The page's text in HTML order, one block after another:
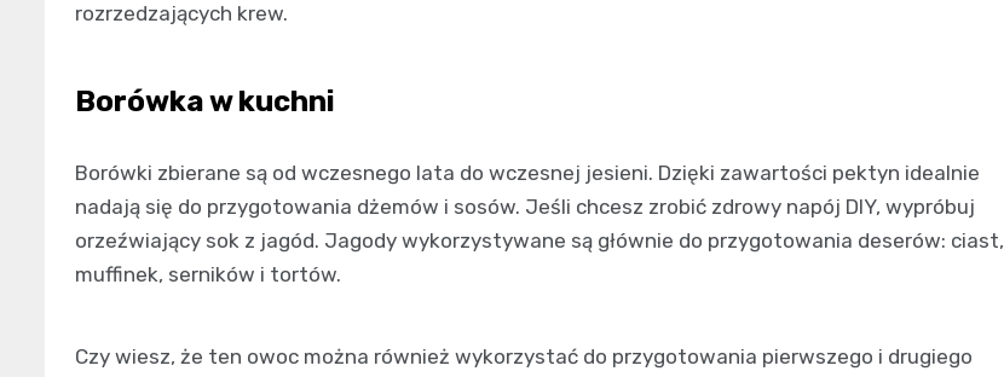
rozrzedzających krew.
Borówka w kuchni
Borówki zbierane są od wczesnego lata do wczesnej jesieni. Dzięki zawartości pektyn idealnie
nadają się do przygotowania dżemów i sosów. Jeśli chcesz zrobić zdrowy napój DIY, wypróbuj
orzeźwiający sok z jagód. Jagody wykorzystywane są głównie do przygotowania deserów: ciast,
muffinek, serników i tortów.
Czy wiesz, że ten owoc można również wykorzystać do przygotowania pierwszego i drugiego